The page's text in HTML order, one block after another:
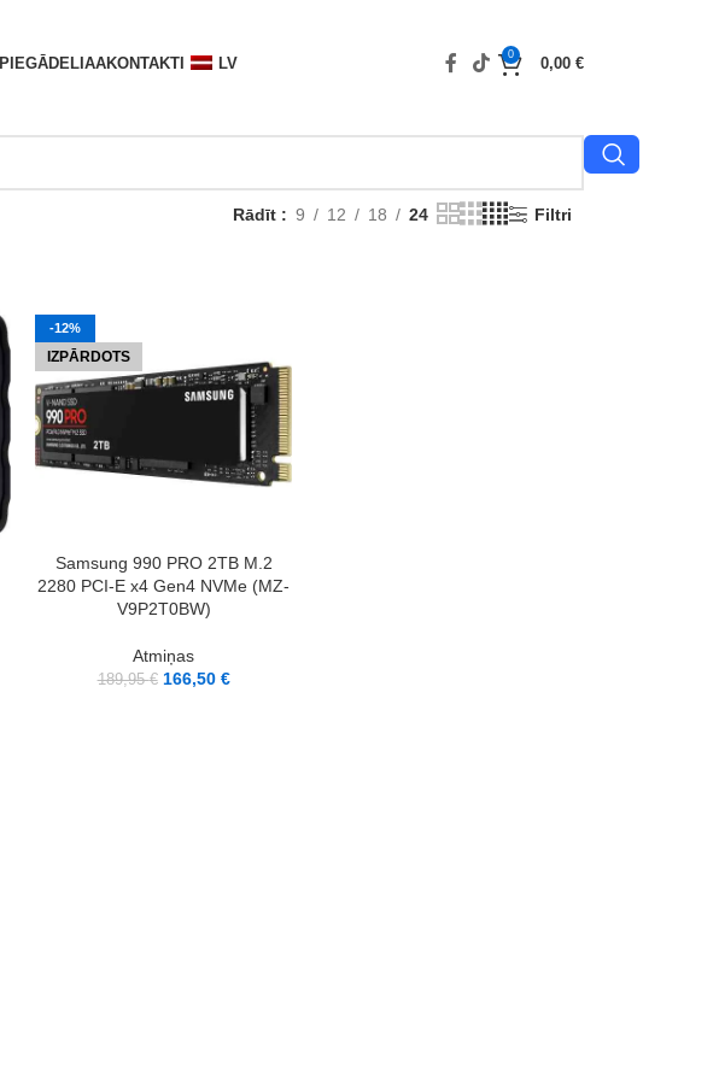
PIEGĀDELIAAKONTAKTI LV
0
0,00 €
Rādīt 9 12 18 24 Filtri
-12%
IZPĀRDOTS
LASĪT VAIRĀK
Samsung 990 PRO 2TB M.2
2280 PCI-E x4 Gen4 NVMe (MZ-
V9P2T0BW)
Atmiņas
189,95€ 166,50 €